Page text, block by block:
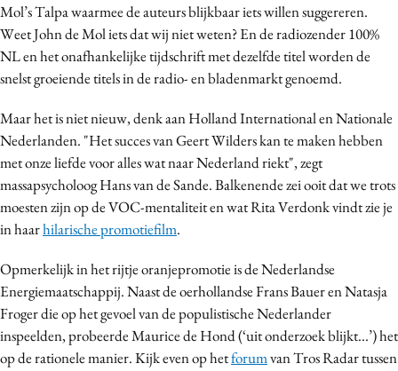
Merkstrategie
Programmatic
Reputatie & crisis
Mol’s Talpa waarmee de auteurs blijkbaar iets willen suggereren.
Weet John de Mol iets dat wij niet weten? En de radiozender 100%
NL en het onafhankelijke tijdschrift met dezelfde titel worden de
snelst groeiende titels in de radio- en bladenmarkt genoemd.
Maar het is niet nieuw, denk aan Holland International en Nationale
Nederlanden. "Het succes van Geert Wilders kan te maken hebben
met onze liefde voor alles wat naar Nederland riekt", zegt
massapsycholoog Hans van de Sande. Balkenende zei ooit dat we trots
moesten zijn op de VOC-mentaliteit en wat Rita Verdonk vindt zie je
in haarhilarische promotiefilm.
Opmerkelijk in het rijtje oranjepromotie is de Nederlandse
Energiemaatschappij. Naast de oerhollandse Frans Bauer en Natasja
Froger die op het gevoel van de populistische Nederlander
inspeelden, probeerde Maurice de Hond (‘uit onderzoek blijkt...’) het
op de rationele manier. Kijk even op hetforumvan Tros Radar tussen